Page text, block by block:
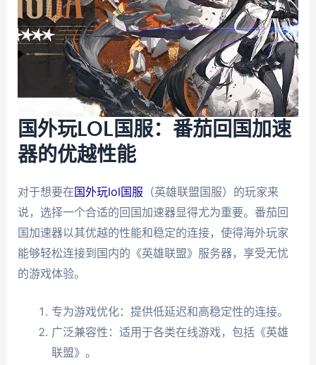
国外玩LOL国服：番茄回国加速
器的优越性能
对于想要在国外玩lol国服 （英雄联盟国服）的玩家来
说，选择一个合适的回国加速器显得尤为重要。番茄回
国加速器以其优越的性能和稳定的连接，使得海外玩家
能够轻松连接到国内的《英雄联盟》服务器，享受无忧
的游戏体验。
专为游戏优化：提供低延迟和高稳定性的连接。
广泛兼容性：适用于各类在线游戏，包括《英雄
联盟》。